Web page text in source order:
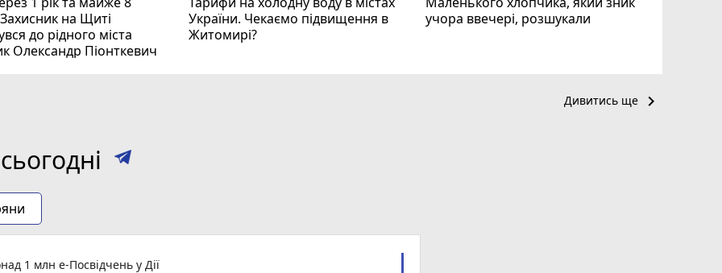
Захисник на Щиті
до рідного міста
Олександр Піонткевич
України. Чекаємо підвищення в
Житомирі?
учора ввечері, розшукали
Дивитись ще keyboard_arrow_right
1 млн е-Посвідчень у Дії